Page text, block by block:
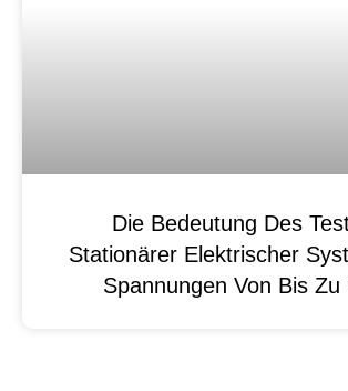
Die Bedeutung Des
Stationärer Elektrischer
Spannungen Von Bis Zu